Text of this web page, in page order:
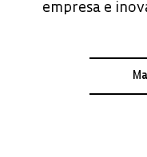
empresa e